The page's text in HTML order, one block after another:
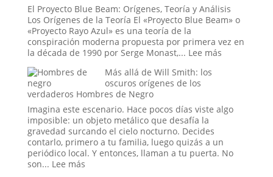
Masonería
y
Esotérico
Venezuela
El Proyecto Blue Beam: Orígenes, Teoría y Análisis
Los Orígenes de la Teoría El «Proyecto Blue Beam» o
«Proyecto Rayo Azul» es una teoría de la
conspiración moderna propuesta por primera vez en
la década de 1990 por Serge Monast,... Lee más:
y
el
Orden
Mundial
Más allá de Will Smith: los
oscuros orígenes de los
verdaderos Hombres de Negro
Imagina este escenario. Hace pocos días viste algo
imposible: un objeto metálico que desafía la
gravedad surcando el cielo nocturno. Decides
contarlo, primero a tu familia, luego quizás a un
periódico local. Y entonces, llaman a tu puerta. No
son... Lee más: